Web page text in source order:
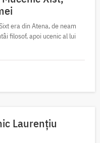
era din Atena, de neam
filosof, apoi ucenic al lui
Laurențiu